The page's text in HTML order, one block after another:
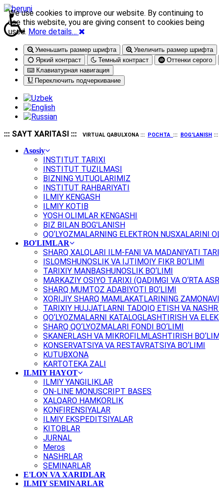
Уменьшить размер шрифта
Увеличить размер шрифта
Яркий контраст
Темный контраст
Оттенки серого
Клавиатурная навигация
Переключить подчеркивание
::: SAYT XARITASI ::: VIRTUAL QABULXONA ::: POCHTA ::: BOG'LANISH
Asosiy
INSTITUT TARIXI
INSTITUT TUZILMASI
BIZNING YUTUQLARIMIZ
INSTITUT RAHBARIYATI
ILMIY KENGASH
ILMIY KOTIB
YOSH OLIMLAR KENGASHI
BIZ BILAN BOG'LANISH
QO‘LYOZMALARNING ELEKTRON NUSXALARINI
BO'LIMLAR
SHARQ XALQLARI ILM-FANI VA MADANIYATI
ISLOMSHUNOSLIK VA IJTIMOIY FIKR BO‘LIMI
TARIXIY MANBASHUNOSLIK BO‘LIMI
MARKAZIY OSIYO TARIXI (QADIMGI VA O‘RTA
SHARQ MUMTOZ ADABIYOTI BO‘LIMI
XORIJIY SHARQ MAMLAKATLARINING
TARIXIY HUJJATLARNI TADQIQ ETISH VA
QO‘LYOZMALARNI KATALOGLASHTIRISH VA
SHARQ QO‘LYOZMALARI FONDI BO‘LIMI
SKANERLASH VA MIKROFILMLASHTIRISH
KONSERVATSIYA VA RESTAVRATSIYA BO‘LIMI
KUTUBXONA
KARTOTEKA ZALI
ILMIY HAYOT
ILMIY YANGILIKLAR
ON-LINE MONUSCRIPT BASES
XALQARO HAMKORLIK
KONFIRENSIYALAR
ILMIY EKSPEDITSIYALAR
KITOBLAR
JURNAL
Meros
NASHRLAR
SEMINARLAR
E'LON VA XARIDLAR
ILMIY SEMINARLAR
We use cookies to improve our website. By continuing to
use this website, you are giving consent to cookies being
used. More details…